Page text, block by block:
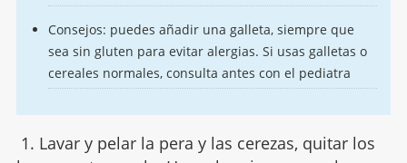
Consejos: puedes añadir una galleta, siempre que
sea sin gluten para evitar alergias. Si usas galletas o
cereales normales, consulta antes con el pediatra
1. Lavar y pelar la pera y las cerezas, quitar los